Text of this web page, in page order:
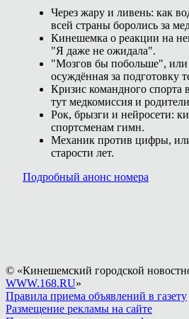
Через жару и ливень: как
всей страны боролись за
Кинешемка о реакции на
"Я даже не ожидала".
"Мозгов бы побольше",
осуждённая за подготовку
Кризис командного
тут медкомиссия и
Рок, брызги и нейросети:
спортсменам гимн.
Механик против цифры,
старости лет.
Подробный анонс номера
© «Кинешемский городской
WWW.168.RU»
Правила приема объявлений в газету
Размещение рекламы на сайте